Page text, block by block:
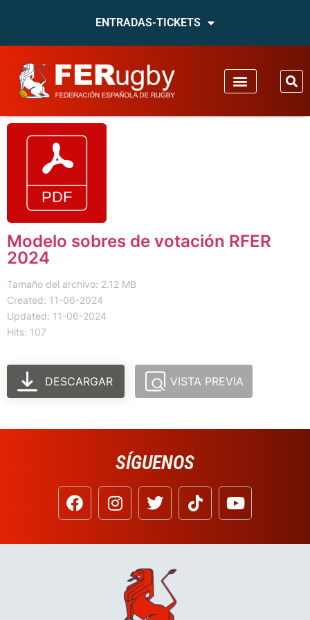
ENTRADAS-TICKETS
Modelo sobres de votación RFER
2024
Tamaño del archivo: 2.12 MB
Created: 11-06-2024
Updated: 11-06-2024
Hits: 107
DESCARGAR VISTA PREVIA
SÍGUENOS